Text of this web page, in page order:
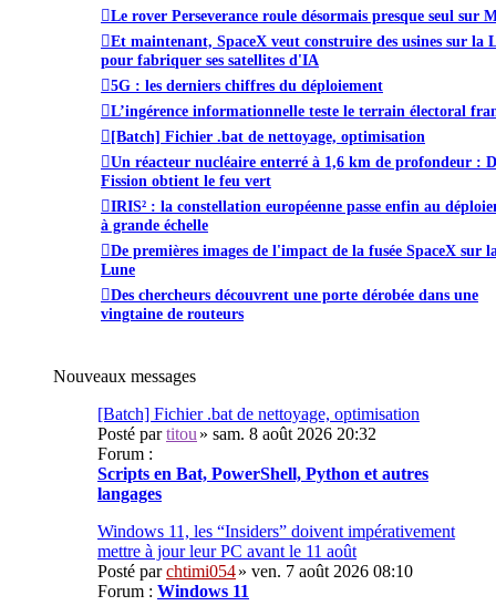
Le rover Perseverance roule désormais presque seul sur
Et maintenant, SpaceX veut construire des usines sur la
pour fabriquer ses satellites d'IA
5G : les derniers chiffres du déploiement
L’ingérence informationnelle teste le terrain électoral
[Batch] Fichier .bat de nettoyage, optimisation
Un réacteur nucléaire enterré à 1,6 km de profondeur :
Fission obtient le feu vert
IRIS² : la constellation européenne passe enfin au
à grande échelle
De premières images de l'impact de la fusée SpaceX sur
Lune
Des chercheurs découvrent une porte dérobée dans une
vingtaine de routeurs
Nouveaux messages
[Batch] Fichier .bat de nettoyage, optimisation
Posté partitou » sam. 8 août 2026 20:32
Forum :
Scripts en Bat, PowerShell, Python et autres
langages
Windows 11, les “Insiders” doivent impérativement
mettre à jour leur PC avant le 11 août
Posté parchtimi054» ven. 7 août 2026 08:10
Forum : Windows 11